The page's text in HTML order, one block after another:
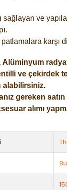
sağlayan ve
karşı
Alüminyum
ve çekirdek
alabilirsiniz.
gereken satın
alımı